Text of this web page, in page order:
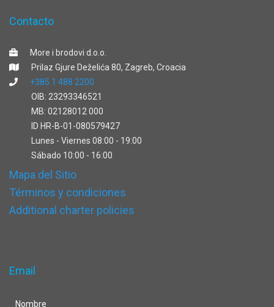
Contacto
More i brodovi d.o.o.
Prilaz Gjure Deželića 80, Zagreb, Croacia
+385 1 488 2200
OIB: 23293346521
MB: 02128012 000
ID HR-B-01-080579427
Lunes - Viernes 08:00 - 19:00
Sábado 10:00 - 16:00
Mapa del Sitio
Términos y condiciones
Additional charter policies
Email